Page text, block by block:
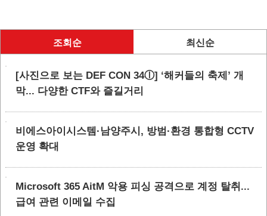
조회순 최신순
[사진으로 보는 DEF CON 34ⓛ] ‘해커들의 축제’ 개
막... 다양한 CTF와 즐길거리
비에스아이시스템·남양주시, 방범·환경 통합형 CCTV
운영 확대
Microsoft 365 AitM 악용 피싱 공격으로 계정 탈취...
급여 관련 이메일 수집